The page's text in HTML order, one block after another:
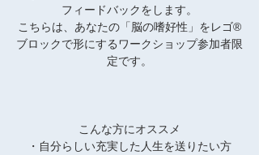
フィードバックをします。
こちらは、あなたの「脳の嗜好性」をレゴ®️
ブロックで形にするワークショップ参加者限
定です。
こんな方にオススメ
・自分らしい充実した人生を送りたい方